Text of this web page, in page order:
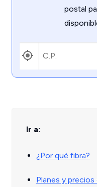
postal
Ir a:
¿Por qué fibra?
Planes y